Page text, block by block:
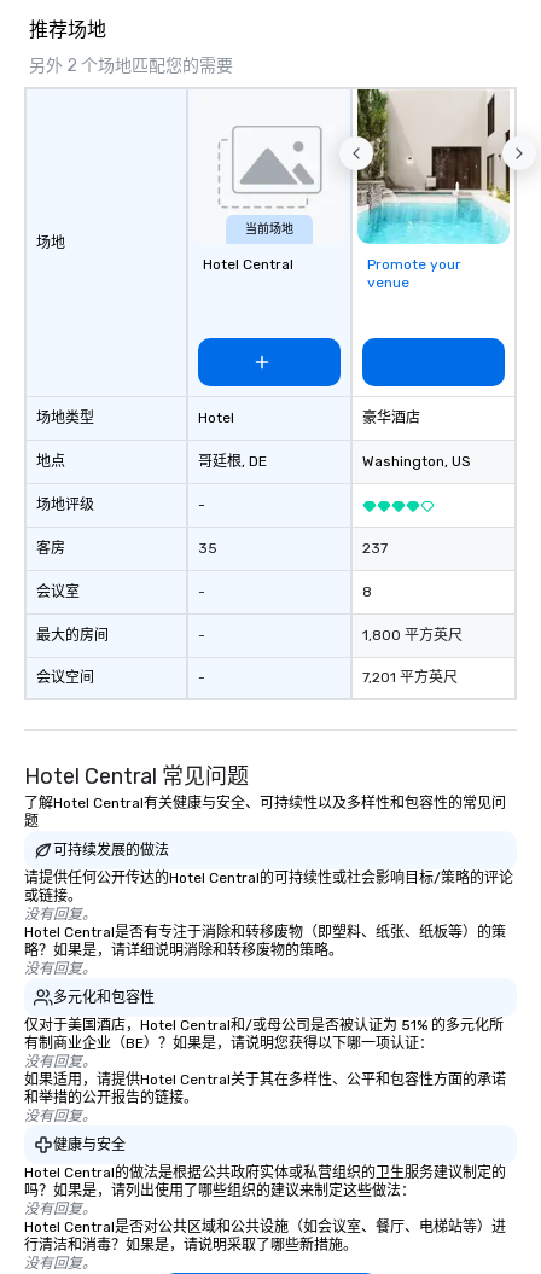
推荐场地
另外 2 个场地匹配您的需要
场地
场地类型
地点
场地评级
客房
会议室
最大的房间
会议空间
当前场地
Hotel Central
Hotel
哥廷根, DE
-
35
-
-
-
Promote your
venue
豪华酒店
Washington, US
237
8
1,800 平方英尺
7,201 平方英尺
Hotel Central 常见问题
了解Hotel Central有关健康与安全、可持续性以及多样性和包容性的常见问
题
可持续发展的做法
请提供任何公开传达的Hotel Central的可持续性或社会影响目标/策略的评论
或链接。
没有回复。
Hotel Central是否有专注于消除和转移废物（即塑料、纸张、纸板等）的策
略？如果是，请详细说明消除和转移废物的策略。
没有回复。
多元化和包容性
仅对于美国酒店，Hotel Central和/或母公司是否被认证为 51% 的多元化所
有制商业企业（BE）？如果是，请说明您获得以下哪一项认证：
没有回复。
如果适用，请提供Hotel Central关于其在多样性、公平和包容性方面的承诺
和举措的公开报告的链接。
没有回复。
健康与安全
Hotel Central的做法是根据公共政府实体或私营组织的卫生服务建议制定的
吗？如果是，请列出使用了哪些组织的建议来制定这些做法：
没有回复。
Hotel Central是否对公共区域和公共设施（如会议室、餐厅、电梯站等）进
行清洁和消毒？如果是，请说明采取了哪些新措施。
没有回复。